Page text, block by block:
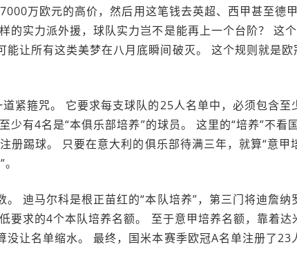
万欧元的高价，然后用这笔钱去英超、西甲甚至德
的实力派外援，球队实力岂不是能再上一个台阶？ 这
让所有这类美梦在八月底瞬间破灭。 这个规则就是欧
紧箍咒。 它要求每支球队的25人名单中，必须包含至
少有4名是“本俱乐部培养”的球员。 这里的“培养”不看
册踢球。 只要在意大利的俱乐部待满三年，就算“意甲
迪马尔科是根正苗红的“本队培养”，第三门将迪詹纳
要求的4个本队培养名额。 至于意甲培养名额，靠着达
没让名单缩水。 最终，国米本赛季欧冠A名单注册了23